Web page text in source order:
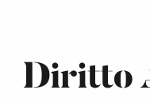
Diritto